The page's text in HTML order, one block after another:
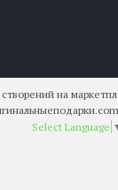
на
Select Language